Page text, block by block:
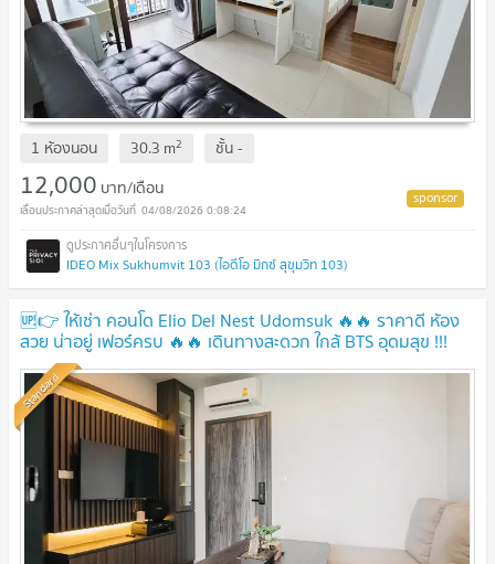
1 ห้องนอน 30.3 m2 ชั้น-
12,000 บาท/เดือน
04/08/2026 0:08:24
IDEO Mix Sukhumvit 103 (ไอดีโอ มิกซ์ สุขุมวิท 103)
🆙👉 ให้เช่า คอนโด Elio Del Nest Udomsuk 🔥🔥 ราคาดี ห้อง
สวย น่าอยู่ เฟอร์ครบ 🔥🔥 เดินทางสะดวก ใกล้ BTS อุดมสุข !!!
Standard